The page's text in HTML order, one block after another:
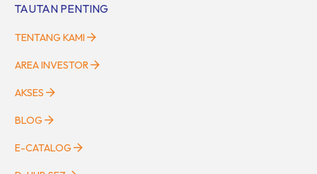
TAUTAN PENTING
TENTANG KAMI
AREA INVESTOR
AKSES
BLOG
E-CATALOG